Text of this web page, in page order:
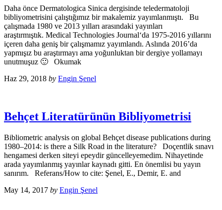
Daha önce Dermatologica Sinica dergisinde teledermatoloji
bibliyometrisini çalıştığımız bir makalemiz yayımlanmıştı. Bu
çalışmada 1980 ve 2013 yılları arasındaki yayınları
araştırmıştık. Medical Technologies Journal‘da 1975-2016 yıllarını
içeren daha geniş bir çalışmamız yayımlandı. Aslında 2016’da
yapmışız bu araştırmayı ama yoğunluktan bir dergiye yollamayı
unutmuşuz 🙂 Okumak
Haz 29, 2018 by Engin Şenel
Behçet Literatürünün Bibliyometrisi
Bibliometric analysis on global Behçet disease publications during
1980–2014: is there a Silk Road in the literature? Doçentlik sınavı
hengamesi derken siteyi epeydir güncelleyemedim. Nihayetinde
arada yayımlanmış yayınlar kaynadı gitti. En önemlisi bu yayın
sanırım. Referans/How to cite: Şenel, E., Demir, E. and
May 14, 2017 by Engin Şenel